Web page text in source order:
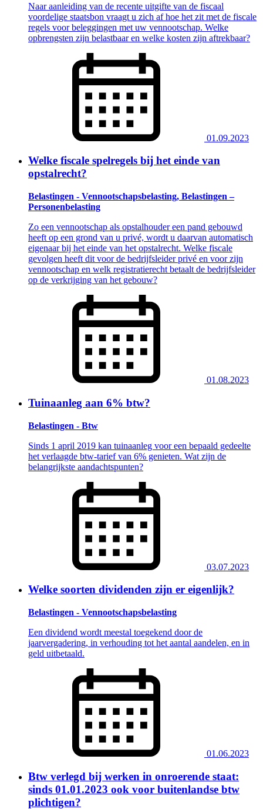
Naar aanleiding van de recente uitgifte van de fiscaal
voordelige staatsbon vraagt u zich af hoe het zit met de fiscale
regels voor beleggingen met uw vennootschap. Welke
opbrengsten zijn belastbaar en welke kosten zijn aftrekbaar?
01.09.2023
Welke fiscale spelregels bij het einde van
opstalrecht?
Belastingen - Vennootschapsbelasting, Belastingen –
Personenbelasting
Zo een vennootschap als opstalhouder een pand gebouwd
heeft op een grond van u privé, wordt u daarvan automatisch
eigenaar bij het einde van het opstalrecht. Welke fiscale
gevolgen heeft dit voor de bedrijfsleider privé en voor zijn
vennootschap en welk registratierecht betaalt de bedrijfsleider
op de verkrijging van het gebouw?
01.08.2023
Tuinaanleg aan 6% btw?
Belastingen - Btw
Sinds 1 april 2019 kan tuinaanleg voor een bepaald gedeelte
het verlaagde btw-tarief van 6% genieten. Wat zijn de
belangrijkste aandachtspunten?
03.07.2023
Welke soorten dividenden zijn er eigenlijk?
Belastingen - Vennootschapsbelasting
Een dividend wordt meestal toegekend door de
jaarvergadering, in verhouding tot het aantal aandelen, en in
geld uitbetaald.
01.06.2023
Btw verlegd bij werken in onroerende staat:
sinds 01.01.2023 ook voor buitenlandse btw
plichtigen?